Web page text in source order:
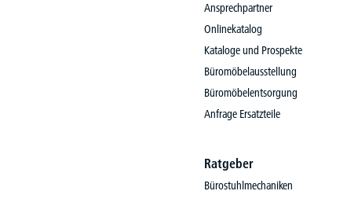
Ansprechpartner
Onlinekatalog
Kataloge und Prospekte
Büromöbelausstellung
Büromöbelentsorgung
Anfrage Ersatzteile
Ratgeber
Bürostuhlmechaniken